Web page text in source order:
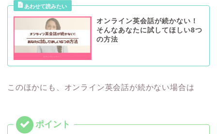
オンライン英会話が続かない！
そんなあなたに試してほしい8つ
の方法
このほかにも、オンライン英会話が続かない場合は